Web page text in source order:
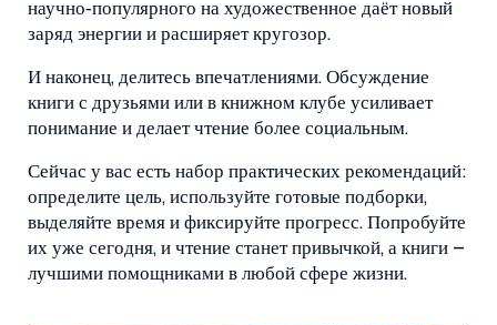
научно‑популярного на художественное даёт новый
заряд энергии и расширяет кругозор.
И наконец, делитесь впечатлениями. Обсуждение
книги с друзьями или в книжном клубе усиливает
понимание и делает чтение более социальным.
Сейчас у вас есть набор практических рекомендаций:
определите цель, используйте готовые подборки,
выделяйте время и фиксируйте прогресс. Попробуйте
их уже сегодня, и чтение станет привычкой, а книги –
лучшими помощниками в любой сфере жизни.